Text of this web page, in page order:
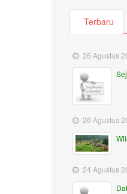
Terbaru
26 Agustus
26 Agustus
24 Agustus